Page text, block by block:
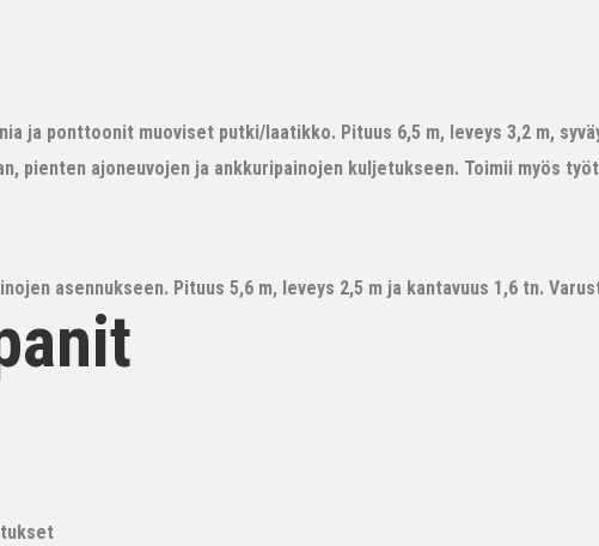
ja ponttoonit muoviset putki/laatikko. Pituus 6,5 m, leveys 3,2 m,
pienten ajoneuvojen ja ankkuripainojen kuljetukseen. Toimii myös
asennukseen. Pituus 5,6 m, leveys 2,5 m ja kantavuus 1,6 tn.